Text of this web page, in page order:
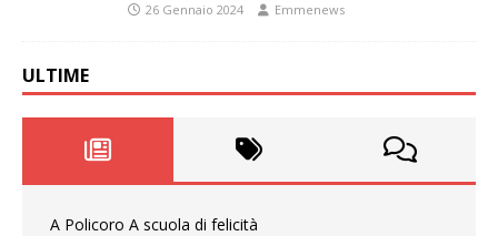
26 Gennaio 2024 Emmenews
ULTIME
A Policoro A scuola di felicità